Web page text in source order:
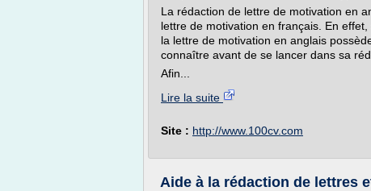
La rédaction de lettre de motivation en
lettre de motivation en français. En
la lettre de motivation en anglais
connaître avant de se lancer dans sa
Afin...
Lire la suite
Site : http://www.100cv.com
Aide à la rédaction de lettres